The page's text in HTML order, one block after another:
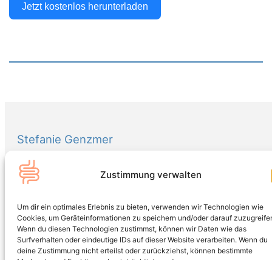
Zustimmung verwalten
Um dir ein optimales Erlebnis zu bieten, verwenden wir Technologien wie
Cookies, um Geräteinformationen zu speichern und/oder darauf
Wenn du diesen Technologien zustimmst, können wir Daten wie das
Surfverhalten oder eindeutige IDs auf dieser Website verarbeiten. Wenn du
deine Zustimmung nicht erteilst oder zurückziehst, können bestimmte
Jetzt kostenlos herunterladen
Stefanie Genzmer
„Deine Gesundheit, dein Weg: Mehr Energie, mehr Balance, mehr
Lebensfreude!“
Kontakt
Anrufen
+49 174 321 50 62